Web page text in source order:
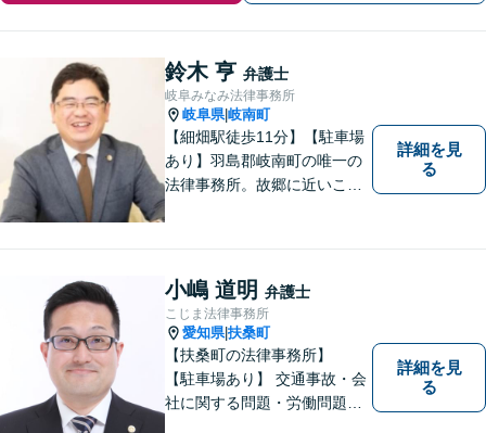
鈴木 亨 弁護士
岐阜みなみ法律事務所
岐阜県|岐南町
【細畑駅徒歩11分】【駐車場
あり】羽島郡岐南町の唯一の
法律事務所。故郷に近いこの
弁護をいたします。依頼者と
弁護士という垣根を超えて、
良きパートナーとして貢献し
ます。【会社勤務経験あり】
詳細を見
る
小嶋 道明 弁護士
こじま法律事務所
愛知県|扶桑町
【扶桑町の法律事務所】
【駐車場あり】 交通事故・会
社に関する問題・労働問題・
詳細を見
る